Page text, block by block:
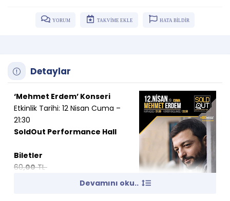
YORUM TAKVİME EKLE HATA BİLDİR
Detaylar
‘Mehmet Erdem’ Konseri
Etkinlik Tarihi: 12 Nisan Cuma –
21:30
SoldOut Performance Hall
Biletler
60,00TL
Devamını oku..